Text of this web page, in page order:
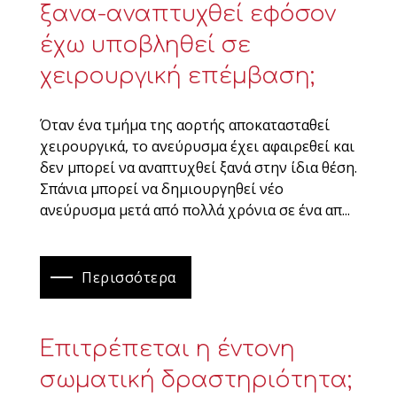
ξανα-αναπτυχθεί εφόσον
έχω υποβληθεί σε
χειρουργική επέμβαση;
Όταν ένα τμήμα της αορτής αποκατασταθεί
χειρουργικά, το ανεύρυσμα έχει αφαιρεθεί και
δεν μπορεί να αναπτυχθεί ξανά στην ίδια θέση.
Σπάνια μπορεί να δημιουργηθεί νέο
ανεύρυσμα μετά από πολλά χρόνια σε ένα απ...
Περισσότερα
Επιτρέπεται η έντονη
σωματική δραστηριότητα;